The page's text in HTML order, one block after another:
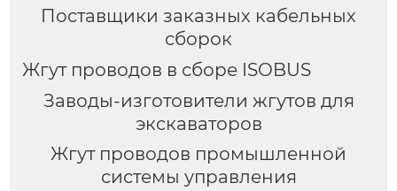
Поставщики заказных кабельных
сборок
Жгут проводов в сборе ISOBUS
Заводы-изготовители жгутов для
экскаваторов
Жгут проводов промышленной
системы управления